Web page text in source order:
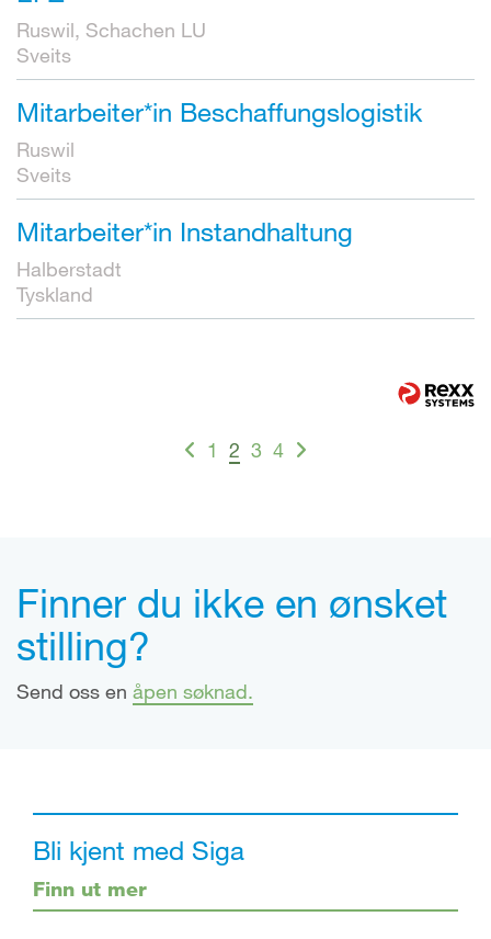
Ruswil, Schachen LU
Sveits
Mitarbeiter*in Beschaffungslogistik
Ruswil
Sveits
Mitarbeiter*in Instandhaltung
Halberstadt
Tyskland
1 2 3 4
Finner du ikke en ønsket
stilling?
Send oss en åpen søknad.
Bli kjent med Siga
Finn ut mer